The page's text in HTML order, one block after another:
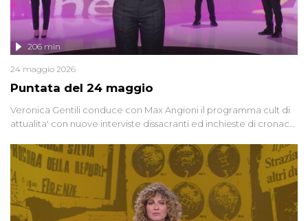
Puntata del 24 maggio
206 min
24 maggio 2026
Veronica Gentili conduce con Max Angioni il programma cult di
attualita' con nuove interviste dissacranti ed inchieste di cronaca